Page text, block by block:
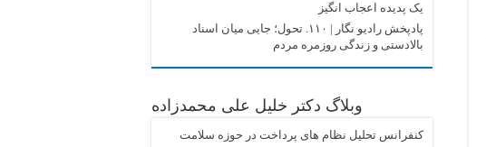
یک پدیده اعجاب انگیز
پادپخش رادیو نگار | ۱۱۰. تحول؛ جایی میان اسناد
بالادستی و زندگی روزمره مردم
وبلاگ دکتر خلیل علی محمدزاده
کنفرانس تحلیل نظام های پرداخت در حوزه سلامت